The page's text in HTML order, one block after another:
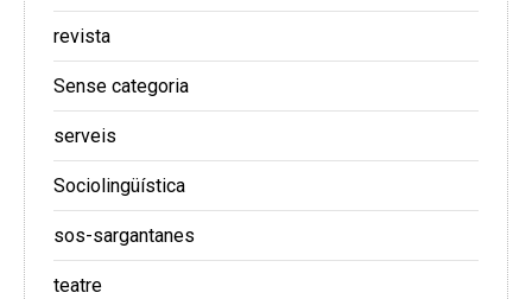
revista
Sense categoria
serveis
Sociolingüística
sos-sargantanes
teatre